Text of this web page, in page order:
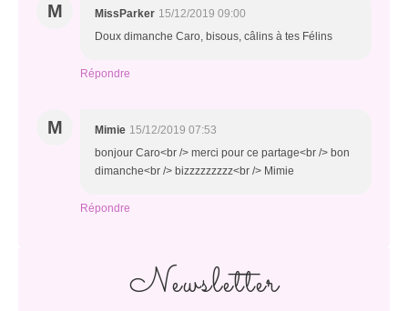
M MissParker 15/12/2019 09:00
Doux dimanche Caro, bisous, câlins à tes Félins
Répondre
M Mimie 15/12/2019 07:53
bonjour Caro<br /> merci pour ce partage<br /> bon
dimanche<br /> bizzzzzzzzz<br /> Mimie
Répondre
Newsletter